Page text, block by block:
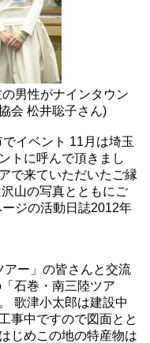
男性がナインタウン
会 松井聡子さん)
イベント 11月は埼玉
トに呼んで頂きまし
で来ていただいたご縁
山の写真とともにご
ジの活動日誌2012年
ー」の皆さんと交流
石巻・南三陸ツア
歌津小太郎は建設中
事中ですので図面とと
じめこの地の特産物は